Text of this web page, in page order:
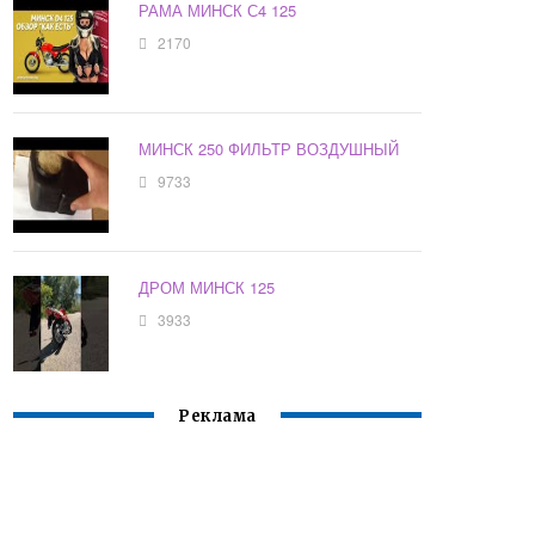
РАМА МИНСК С4 125
2170
МИНСК 250 ФИЛЬТР ВОЗДУШНЫЙ
9733
ДРОМ МИНСК 125
3933
Реклама